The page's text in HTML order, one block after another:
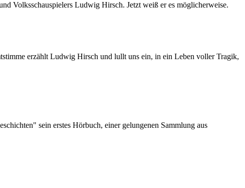
Volksschauspielers Ludwig Hirsch. Jetzt weiß er es möglicherweise.
erzählt Ludwig Hirsch und lullt uns ein, in ein Leben voller Tragik,
sein erstes Hörbuch, einer gelungenen Sammlung aus